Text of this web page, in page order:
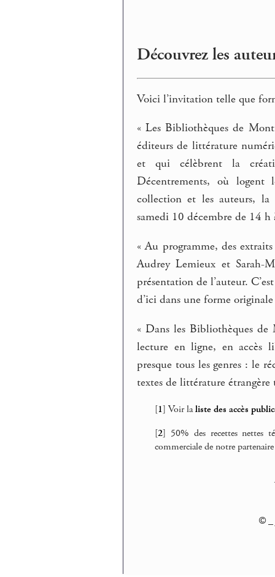
Découvrez les
Voici l’invitation telle que
« Les Bibliothèques de
éditeurs de littérature
et qui célèbrent la
Décentrements, où
collection et les auteurs,
samedi 10 décembre de 14
« Au programme, des
Audrey Lemieux et Sarah-
présentation de l’auteur.
d’ici dans une forme
« Dans les Bibliothèques
lecture en ligne, en accès
presque tous les genres : le
textes de littérature
[1] Voir laliste des accès
[2] 50% des recettes nettes
commerciale de notre
© _